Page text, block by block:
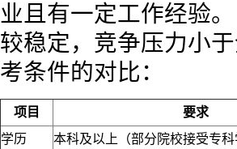
业且有一定工作经验
较稳定，竞争压力小
考条件的对比：
项目
要求
学历
本科及以上（部分院校接受专